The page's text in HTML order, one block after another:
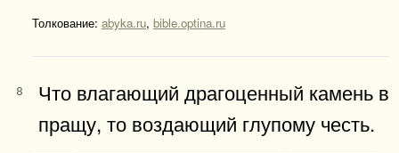
Толкование: abyka.ru, bible.optina.ru
8
Что влагающий драгоценный камень в
пращу, то воздающий глупому честь.